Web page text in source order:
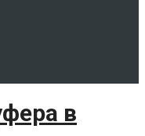
в